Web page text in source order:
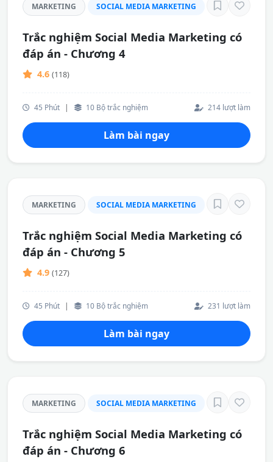
MARKETING SOCIAL MEDIA MARKETING
Trắc nghiệm Social Media Marketing có
đáp án - Chương 4
4.6 (118)
45 Phút | 10 Bộ trắc nghiệm 214 lượt làm
Làm bài ngay
MARKETING SOCIAL MEDIA MARKETING
Trắc nghiệm Social Media Marketing có
đáp án - Chương 5
4.9 (127)
45 Phút | 10 Bộ trắc nghiệm 231 lượt làm
Làm bài ngay
MARKETING SOCIAL MEDIA MARKETING
Trắc nghiệm Social Media Marketing có
đáp án - Chương 6